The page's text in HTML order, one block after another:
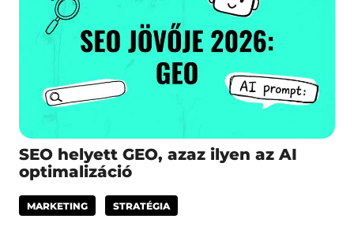
SEO helyett GEO, azaz ilyen az AI
optimalizáció
MARKETING STRATÉGIA